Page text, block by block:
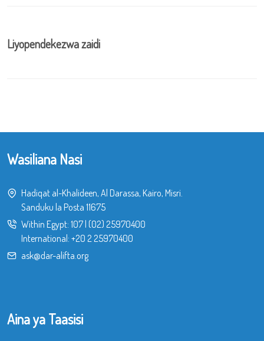
Liyopendekezwa zaidi
Wasiliana Nasi
Hadiqat al-Khalideen, Al Darassa, Kairo, Misri.
Sanduku la Posta 11675
Within Egypt: 107| (02) 25970400
International: +20 2 25970400
ask@dar-alifta.org
Aina ya Taasisi